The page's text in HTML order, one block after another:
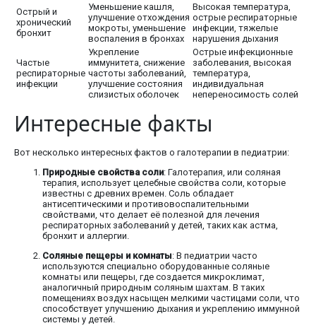
Острый и
хронический
бронхит
Уменьшение кашля,
улучшение отхождения
мокроты, уменьшение
воспаления в бронхах
Высокая температура,
острые респираторные
инфекции, тяжелые
нарушения дыхания
Частые
респираторные
инфекции
Укрепление
иммунитета, снижение
частоты заболеваний,
улучшение состояния
слизистых оболочек
Острые инфекционные
заболевания, высокая
температура,
индивидуальная
непереносимость солей
Интересные факты
Вот несколько интересных фактов о галотерапии в педиатрии:
Природные свойства соли: Галотерапия, или соляная
терапия, использует целебные свойства соли, которые
известны с древних времен. Соль обладает
антисептическими и противовоспалительными
свойствами, что делает её полезной для лечения
респираторных заболеваний у детей, таких как астма,
бронхит и аллергии.
Соляные пещеры и комнаты: В педиатрии часто
используются специально оборудованные соляные
комнаты или пещеры, где создается микроклимат,
аналогичный природным соляным шахтам. В таких
помещениях воздух насыщен мелкими частицами соли, что
способствует улучшению дыхания и укреплению иммунной
системы у детей.